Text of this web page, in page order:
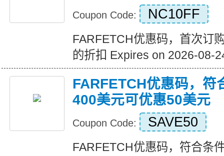
Coupon Code: NC10FF
FARFETCH优惠码，首次订
的折扣 Expires on 2026-08-
FARFETCH优惠码，符
400美元可优惠50美元
Coupon Code: SAVE50
FARFETCH优惠码，符合条